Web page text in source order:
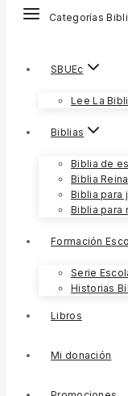
Categorías
SBUEc
Lee La
Biblias
Biblia de
Biblia
Biblia para
Biblia para
Formación
Serie
Historias
Libros
Mi donación